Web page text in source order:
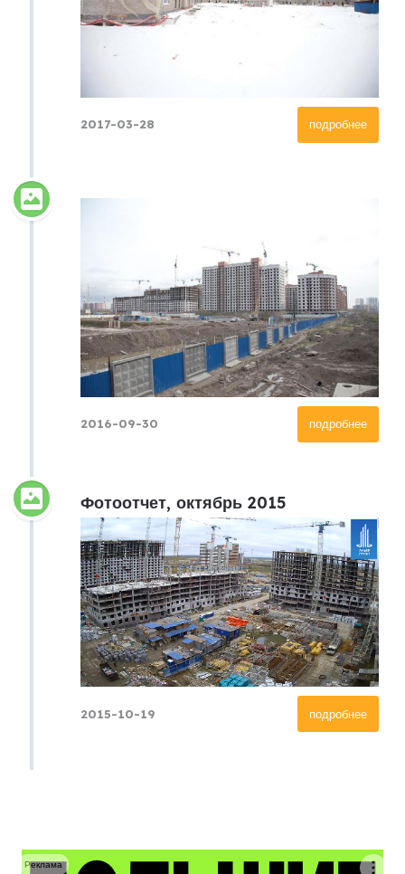
подробнее
2017-03-28
подробнее
2016-09-30
Фотоотчет, октябрь 2015
подробнее
2015-10-19
Реклама